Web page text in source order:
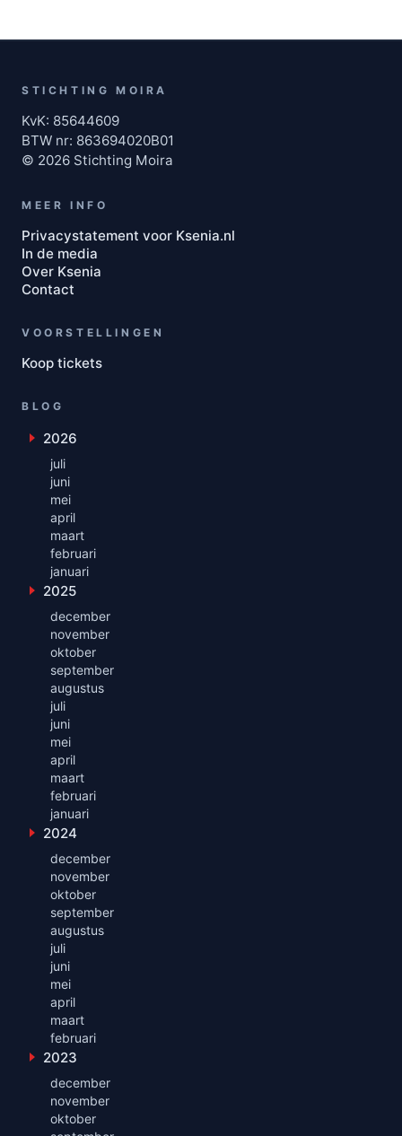
STICHTING MOIRA
KvK: 85644609
BTW nr: 863694020B01
© 2026 Stichting Moira
MEER INFO
Privacystatement voor Ksenia.nl
In de media
Over Ksenia
Contact
VOORSTELLINGEN
Koop tickets
BLOG
Toon maanden uit 2026
2026
juli
juni
mei
april
maart
februari
januari
Toon maanden uit 2025
2025
december
november
oktober
september
augustus
juli
juni
mei
april
maart
februari
januari
Toon maanden uit 2024
2024
december
november
oktober
september
augustus
juli
juni
mei
april
maart
februari
Toon maanden uit 2023
2023
december
november
oktober